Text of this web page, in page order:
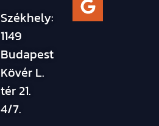
Székhely:
1149
Budapest
Kövér L.
tér 21.
4/7.